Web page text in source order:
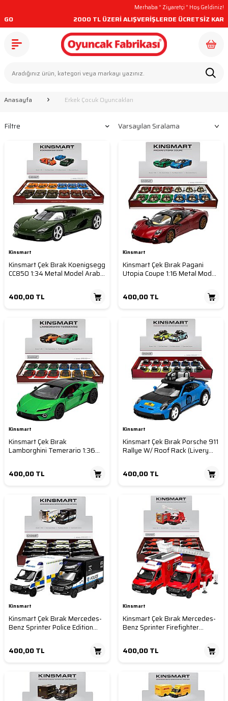
2000 TL ÜZERİ ALIŞVERİŞLERDE ÜCRETSİZ KARGO
Merhaba “Ziyaretçi” Hoş Geldiniz!
Anasayfa Erkek Çocuk Oyuncakları
Filtre
Kinsmart
Kinsmart Çek Bırak Koenigsegg
CC850 1:34 Metal Model Araba
400,00TL
Kinsmart
Kinsmart Çek Bırak Pagani
Utopia Coupe 1:16 Metal Model
400,00TL
Kinsmart
Kinsmart Çek Bırak
Lamborghini Temerario 1:36
400,00TL
Kinsmart
Kinsmart Çek Bırak Porsche 911
Rallye W/ Roof Rack (Livery
400,00TL
Kinsmart
Kinsmart Çek Bırak Mercedes-
Benz Sprinter Police Edition
400,00TL
Kinsmart
Kinsmart Çek Bırak Mercedes-
Benz Sprinter Firefighter
İtfaiye Aracı Die Cast Oyuncak
400,00TL